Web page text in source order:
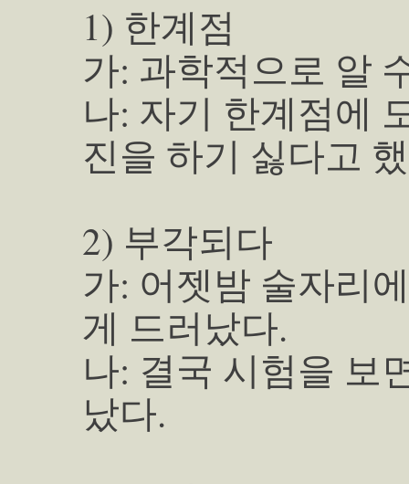
1) 한계점
가: 과학적으로 알
나: 자기 한계점에
진을 하기 싫다고
2) 부각되다
가: 어젯밤 술자리
게 드러났다.
나: 결국 시험을 보
났다.